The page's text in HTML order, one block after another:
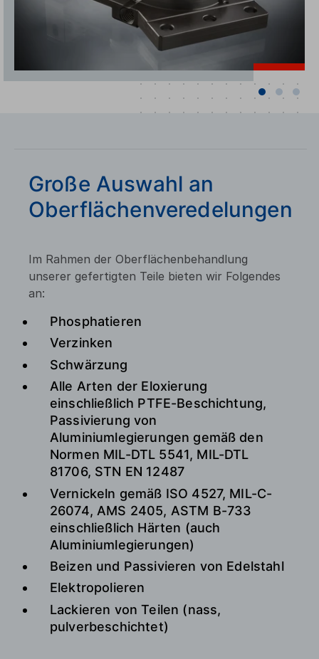
Große Auswahl an
Oberflächenveredelungen
Im Rahmen der Oberflächenbehandlung
unserer gefertigten Teile bieten wir Folgendes
an:
Phosphatieren
Verzinken
Schwärzung
Alle Arten der Eloxierung
einschließlich PTFE-Beschichtung,
Passivierung von
Aluminiumlegierungen gemäß den
Normen MIL-DTL 5541, MIL-DTL
81706, STN EN 12487
Vernickeln gemäß ISO 4527, MIL-C-
26074, AMS 2405, ASTM B-733
einschließlich Härten (auch
Aluminiumlegierungen)
Beizen und Passivieren von Edelstahl
Elektropolieren
Lackieren von Teilen (nass,
pulverbeschichtet)